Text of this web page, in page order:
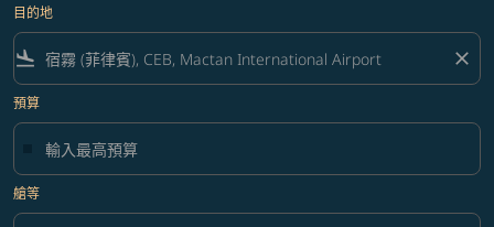
目的地
flight_land close
預算
艙等